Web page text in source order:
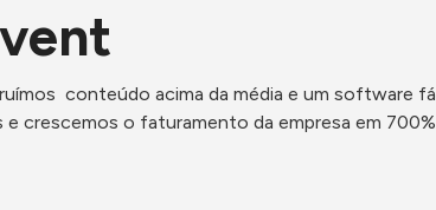
conteúdo acima da média e um software
e crescemos o faturamento da empresa em